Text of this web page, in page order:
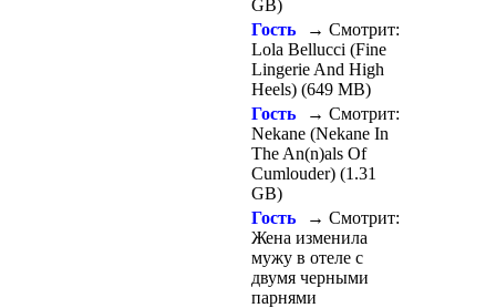
GB)
Гость
→ Смотрит:
Lola Bellucci (Fine
Lingerie And High
Heels) (649 MB)
Гость
→ Смотрит:
Nekane (Nekane In
The An(n)als Of
Cumlouder) (1.31
GB)
Гость
→ Смотрит:
Жена изменила
мужу в отеле с
двумя черными
парнями